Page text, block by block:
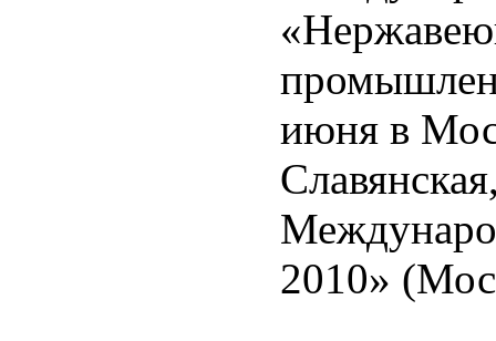
июня в
2010»